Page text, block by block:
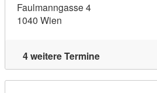
Faulmanngasse 4
1040 Wien
4 weitere Termine